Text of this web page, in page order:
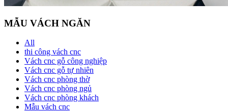
MẪU VÁCH NGĂN
All
thi công vách cnc
Vách cnc gỗ công nghiệp
Vách cnc gỗ tự nhiên
Vách cnc phòng thờ
Vách cnc phòng ngủ
Vách cnc phòng khách
Mẫu vách cnc